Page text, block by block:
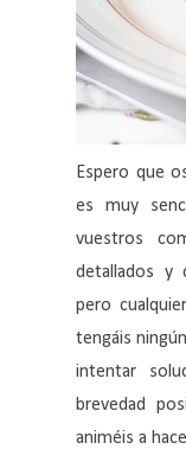
Espero que
es muy
vuestros
detallados y
pero
tengáis
intentar
brevedad
animéis a